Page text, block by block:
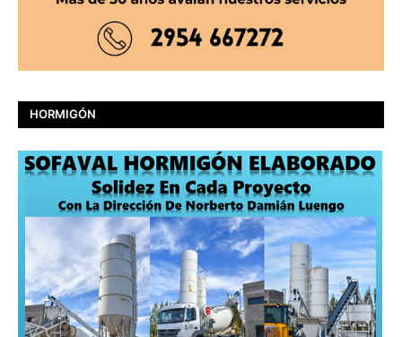
HORMIGÓN